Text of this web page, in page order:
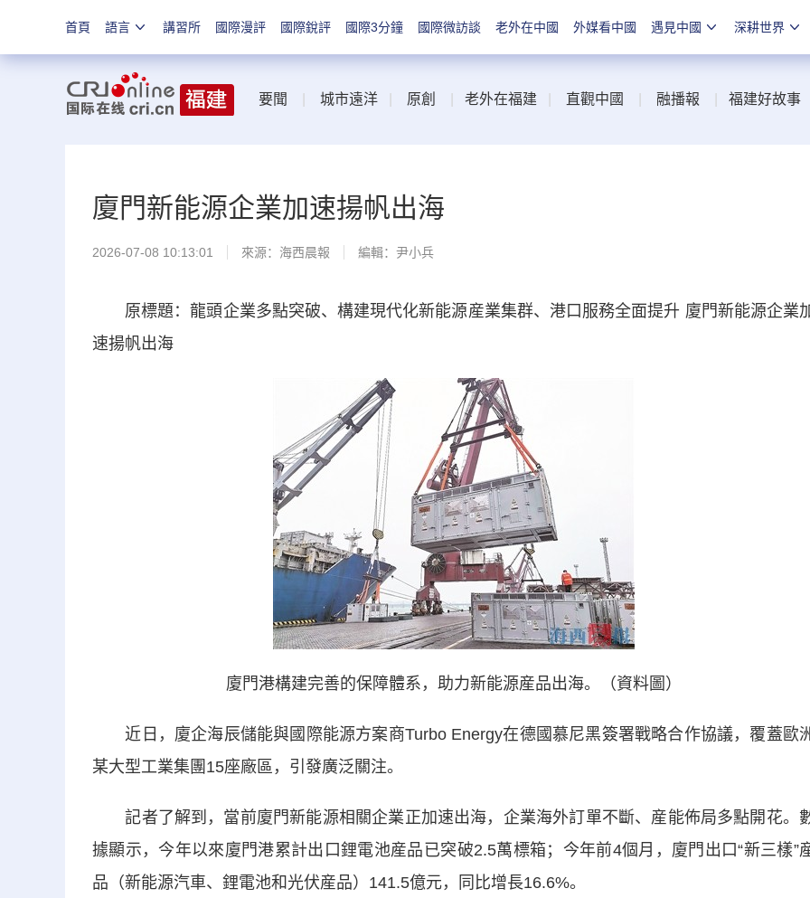
首頁 語言 講習所 國際漫評 國際銳評 國際3分鐘 國際微訪談 老外在中國 外媒看中國 遇見中國 深耕世界
要聞 城市遠洋 原創 老外在福建 直觀中國 融播報 福建好故事
廈門新能源企業加速揚帆出海
2026-07-08 10:13:01 來源： 海西晨報 編輯：尹小兵
原標題：龍頭企業多點突破、構建現代化新能源産業集群、港口服務全面提升 廈門新能源企業
速揚帆出海
廈門港構建完善的保障體系，助力新能源産品出海。（資料圖）
近日，廈企海辰儲能與國際能源方案商Turbo Energy在德國慕尼黑簽署戰略合作協議，覆蓋歐
某大型工業集團15座廠區，引發廣泛關注。
記者了解到，當前廈門新能源相關企業正加速出海，企業海外訂單不斷、産能佈局多點開花。
據顯示，今年以來廈門港累計出口鋰電池産品已突破2.5萬標箱；今年前4個月，廈門出口“新三樣”
品（新能源汽車、鋰電池和光伏産品）141.5億元，同比增長16.6%。